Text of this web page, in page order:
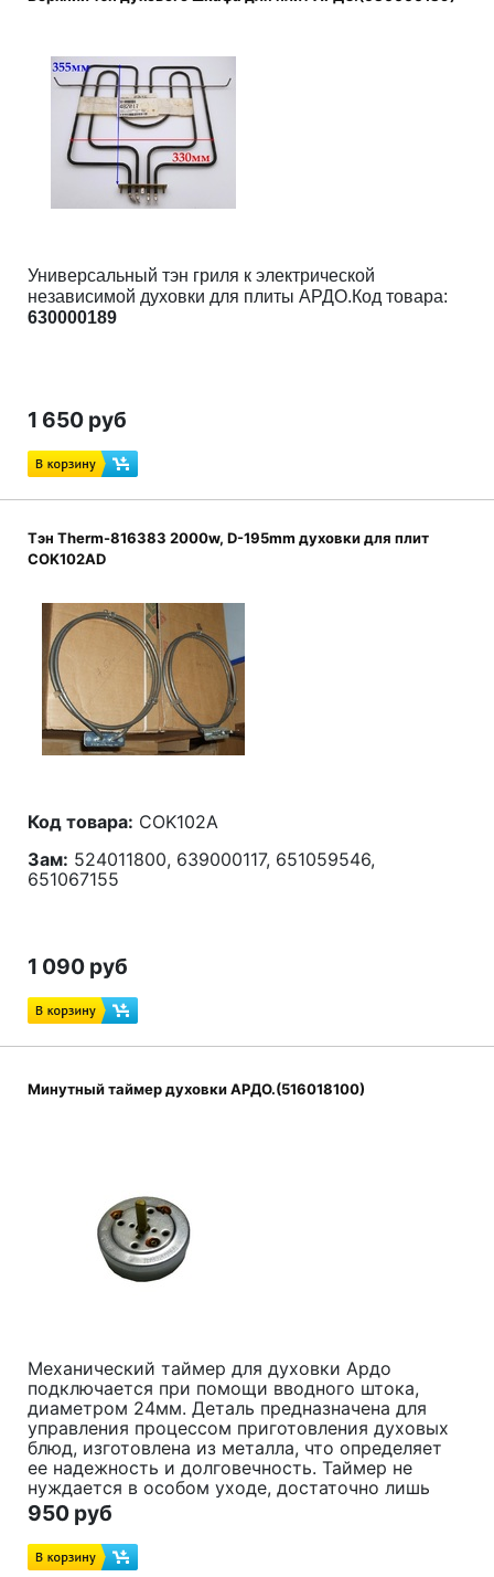
Универсальный тэн гриля к электрической
независимой духовки для плиты АРДО.Код товара:
630000189
1 650 руб
Тэн Therm-816383 2000w, D-195mm духовки для плит
COK102AD
Код товара: COK102A
Зам: 524011800, 639000117, 651059546,
651067155
1 090 руб
Минутный таймер духовки АРДО.(516018100)
Механический таймер для духовки Ардо
подключается при помощи вводного штока,
диаметром 24мм. Деталь предназначена для
управления процессом приготовления духовых
блюд, изготовлена из металла, что определяет
ее надежность и долговечность. Таймер не
нуждается в особом уходе, достаточно лишь
избегать сильных загрязнений и механических
повреждений.
Код товара:
950 руб